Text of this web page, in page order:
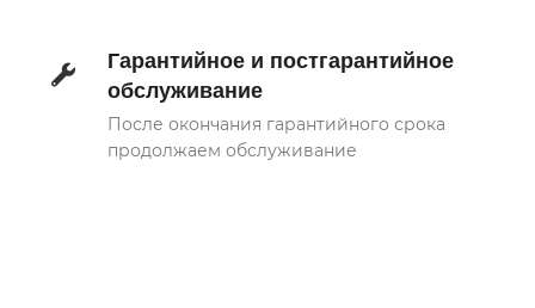
Гарантийное и постгарантийное
обслуживание
После окончания гарантийного срока
продолжаем обслуживание